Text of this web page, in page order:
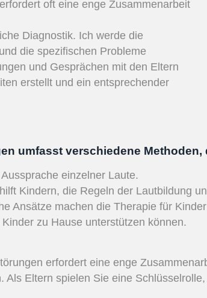
oft eine enge Zusammenarbeit
Diagnostik. Ich werde die
die spezifischen Probleme
und Gesprächen mit den Eltern
erstellt und ein entsprechender
umfasst verschiedene Methoden,
einzelner Laute.
Kindern, die Regeln der Lautbildung
Ansätze machen die Therapie für
zu Hause unterstützen können.
erfordert eine enge
Als Eltern spielen Sie eine